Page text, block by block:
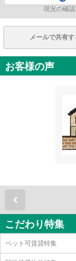
現況の確
メールで共有す
お客様の声
こだわり特集
ペット可賃貸特集